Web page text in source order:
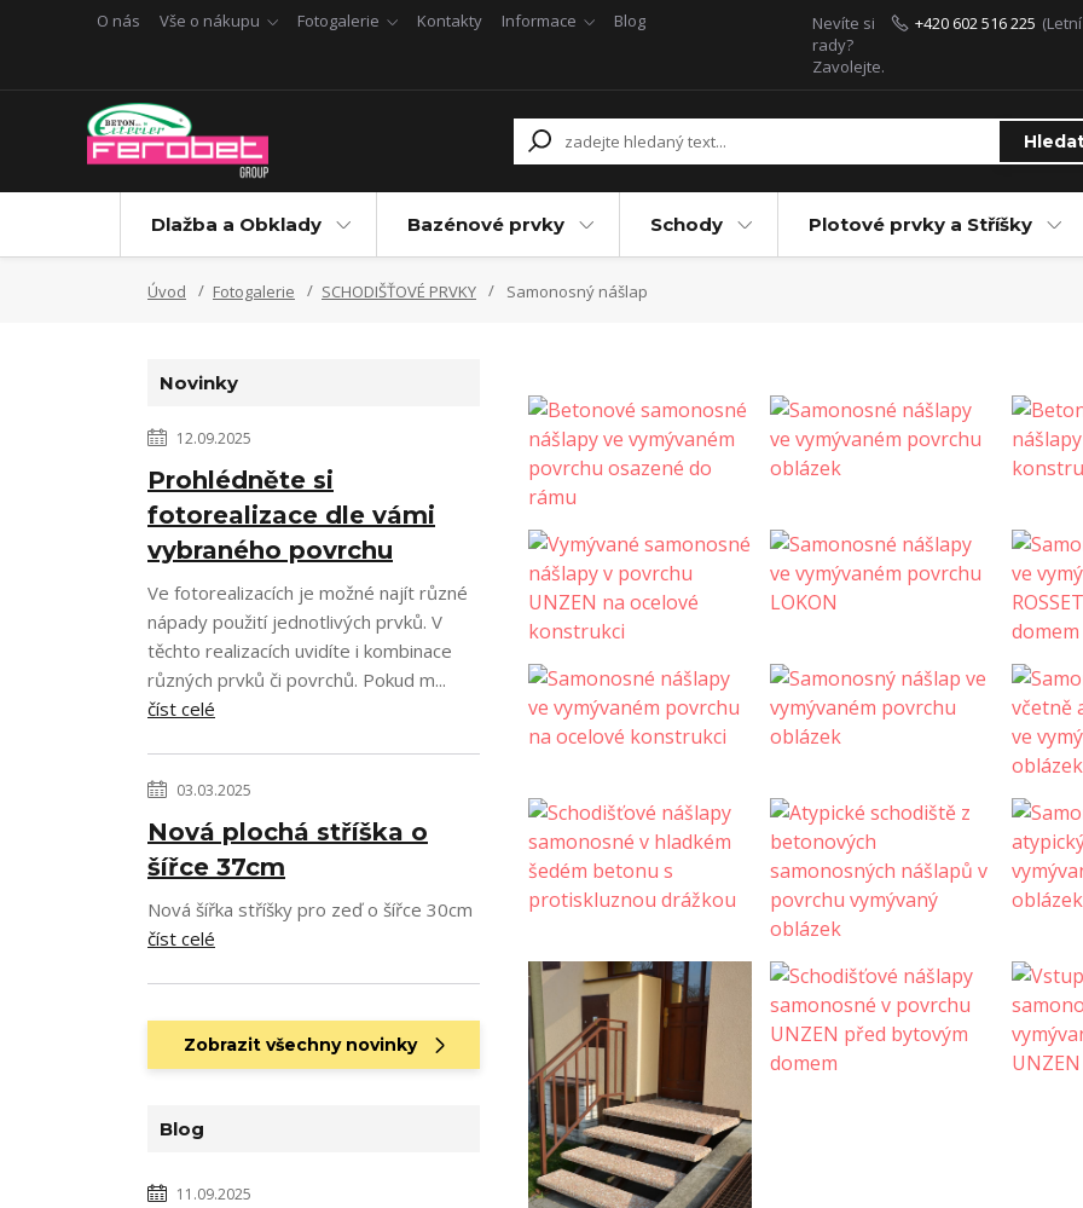
O nás Vše o nákupu Fotogalerie Kontakty Informace Blog
Nevíte si
rady?
Zavolejte.
+420 602 516 225
Dlažba a Obklady Bazénové prvky Schody Plotové prvky a Stříšky
Úvod Fotogalerie SCHODIŠŤOVÉ PRVKY Samonosný nášlap
Novinky
12.09.2025
Prohlédněte si
fotorealizace dle vámi
vybraného povrchu
Ve fotorealizacích je možné najít různé
nápady použití jednotlivých prvků. V
těchto realizacích uvidíte i kombinace
různých prvků či povrchů. Pokud m...
číst celé
03.03.2025
Nová plochá stříška o
šířce 37cm
Nová šířka stříšky pro zeď o šířce 30cm
číst celé
Zobrazit všechny novinky
Blog
11.09.2025